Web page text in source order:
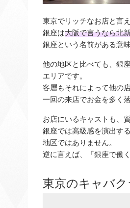
東京でリッチなお店と言
銀座は大阪で言うなら北
銀座という名前がある意
他の地区と比べても、銀
エリアです。
客層もそれによって他の
一回の来店でお金を多く
お店にいるキャストも、
銀座では高級感を演出す
地区ではありません。
逆に言えば、『銀座で働
東京のキャバ